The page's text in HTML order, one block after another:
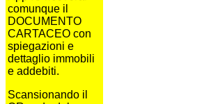
comunque il
DOCUMENTO
CARTACEO con
spiegazioni e
dettaglio immobili
e addebiti.
Scansionando il